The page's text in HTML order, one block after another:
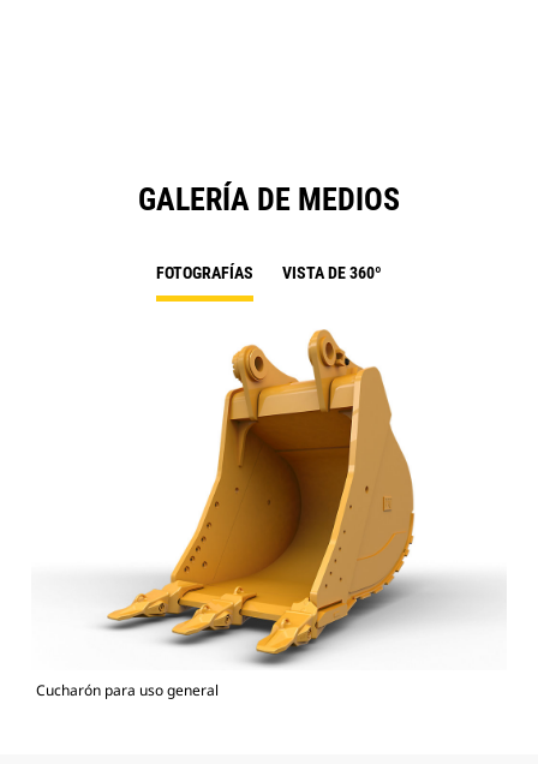
GALERÍA DE MEDIOS
FOTOGRAFÍAS VISTA DE 360º
Cucharón para uso general